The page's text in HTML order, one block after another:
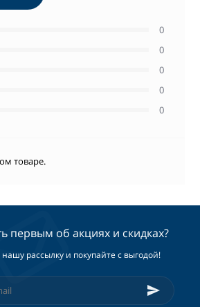
0
0
0
0
0
товаре.
первым об акциях и скидках?
рассылку и покупайте с выгодой!